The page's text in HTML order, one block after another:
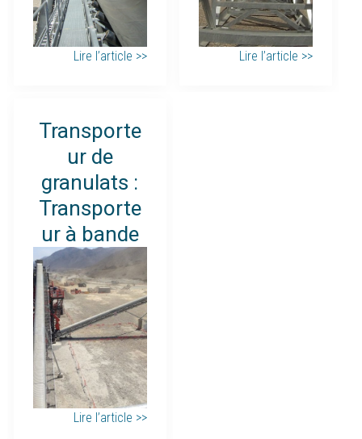
Lire l’article >> Lire l’article >>
Transporte
ur de
granulats :
Transporte
ur à bande
Lire l’article >>